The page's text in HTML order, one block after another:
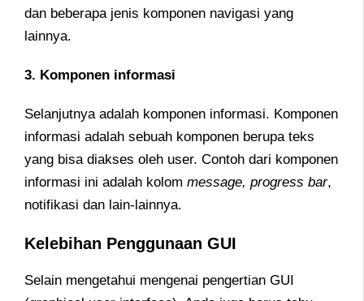
dan beberapa jenis komponen navigasi yang
lainnya.
3. Komponen informasi
Selanjutnya adalah komponen informasi. Komponen
informasi adalah sebuah komponen berupa teks
yang bisa diakses oleh user. Contoh dari komponen
informasi ini adalah kolom message, progress bar,
notifikasi dan lain-lainnya.
Kelebihan Penggunaan GUI
Selain mengetahui mengenai pengertian GUI